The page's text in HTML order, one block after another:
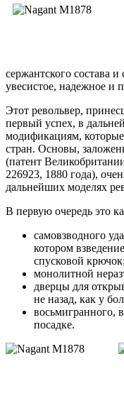
сержантского состава
увесистое, надежное и
Этот револьвер,
первый успех, в
модификациям,
стран. Основы,
(патент
226923, 1880 года),
дальнейших моделях
В первую очередь это
самовзводного
котором
спусковой крючок;
монолитной
дверцы для
не назад, как у
восьмигранного,
посадке.